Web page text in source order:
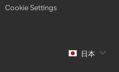
Cookie Settings
日本